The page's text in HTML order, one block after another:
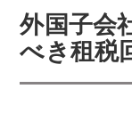
外国子会
べき租税